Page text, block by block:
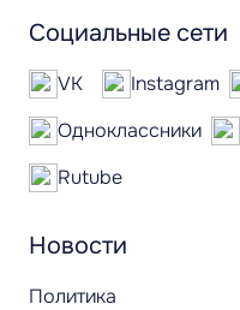
Новости
Политика
Социальные сети
VK Instagram
Одноклассники
Rutube